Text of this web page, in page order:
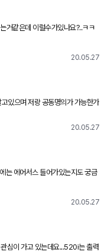
거같은데 이럴수가있나요?..ㅋㅋ
20.05.27
20.05.27
20.05.27
심이 가고 있는데요...520i는 출력